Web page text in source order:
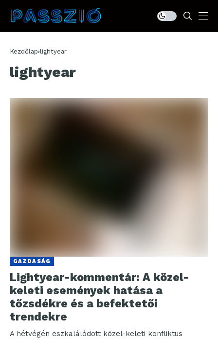
Kezdőlap lightyear
lightyear
GAZDASÁG
Lightyear-kommentár: A közel-
keleti események hatása a
tőzsdékre és a befektetői
trendekre
A hétvégén eszkalálódott közel-keleti konfliktus